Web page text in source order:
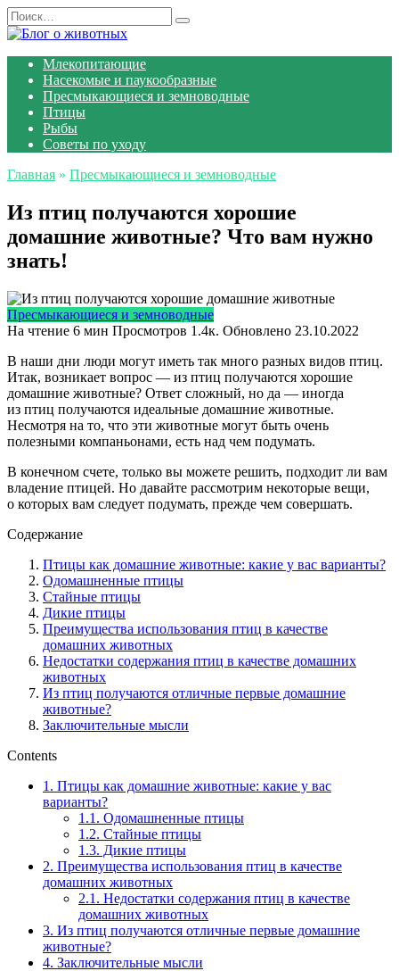
Перейти
к
Search
for:
Млекопитающие
Насекомые и паукообразные
Пресмыкающиеся и земноводные
Птицы
Рыбы
Советы по уходу
Главная » Пресмыкающиеся и земноводные
Из птиц получаются хорошие
домашние животные? Что вам нужно
знать!
Пресмыкающиеся и земноводные
На чтение 6 мин Просмотров 1.4к. Обновлено 23.10.2022
В наши дни люди могут иметь так много разных видов птиц.
Итак, возникает вопрос — из птиц получаются хорошие
домашние животные? Ответ сложный, но да — иногда
из птиц получаются идеальные домашние животные.
Несмотря на то, что эти животные могут быть очень
полезными компаньонами, есть над чем подумать.
В конечном счете, только вы можете решить, подходит ли вам
владение птицей. Но давайте рассмотрим некоторые вещи,
о которых вам следует подумать, прежде чем совершать.
Содержание
Птицы как домашние животные: какие у вас варианты?
Одомашненные птицы
Стайные птицы
Дикие птицы
Преимущества использования птиц в качестве
домашних животных
Недостатки содержания птиц в качестве домашних
животных
Из птиц получаются отличные первые домашние
животные?
Заключительные мысли
Contents
1. Птицы как домашние животные: какие у вас
варианты?
1.1. Одомашненные птицы
1.2. Стайные птицы
1.3. Дикие птицы
2. Преимущества использования птиц в качестве
домашних животных
2.1. Недостатки содержания птиц в качестве
домашних животных
3. Из птиц получаются отличные первые домашние
животные?
4. Заключительные мысли